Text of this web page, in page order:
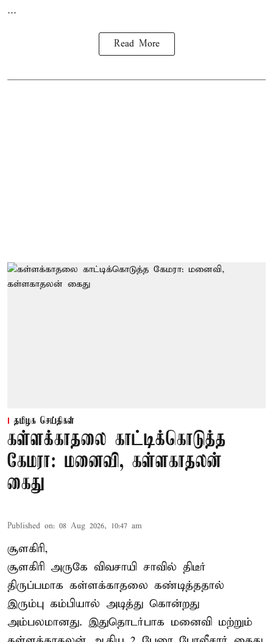
...
Read More
தமிழக செய்திகள்
கள்ளக்காதலை காட்டிக்கொடுத்த
கேமரா: மனைவி, கள்ளகாதலன்
கைது
Published on: 08 Aug 2026, 10:47 am
சூளகிரி,
சூளகிரி அருகே விவசாயி சாவில் திடீர்
திருப்பமாக கள்ளக்காதலை கண்டித்ததால்
இரும்பு கம்பியால் அடித்து கொன்றது
அம்பலமானது. இதுதொடர்பாக மனைவி மற்றும்